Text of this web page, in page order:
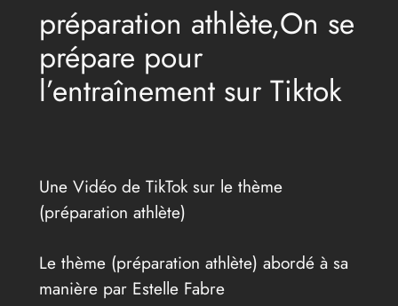
préparation athlète,On se
prépare pour
l’entraînement sur Tiktok
Une Vidéo de TikTok sur le thème
(préparation athlète)
Le thème (préparation athlète) abordé à sa
manière par Estelle Fabre